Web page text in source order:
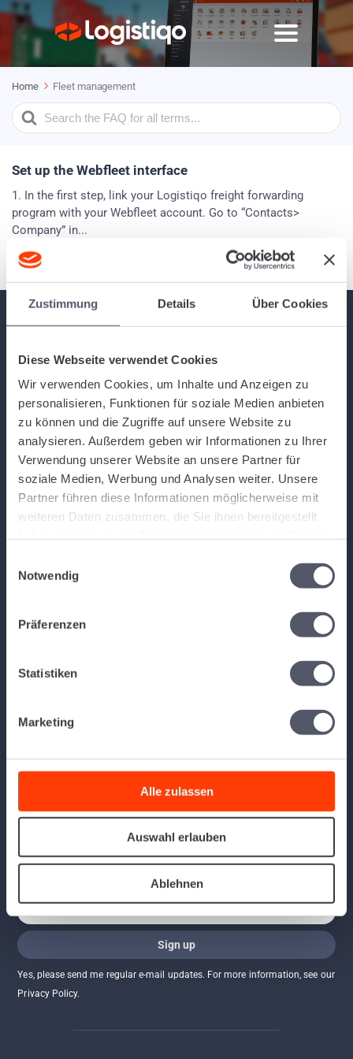
Zustimmung Details Über Cookies
Diese Webseite verwendet Cookies
Wir verwenden Cookies, um Inhalte und Anzeigen zu
personalisieren, Funktionen für soziale Medien anbieten
zu können und die Zugriffe auf unsere Website zu
analysieren. Außerdem geben wir Informationen zu Ihrer
Verwendung unserer Website an unsere Partner für
soziale Medien, Werbung und Analysen weiter. Unsere
Partner führen diese Informationen möglicherweise mit
weiteren Daten zusammen, die Sie ihnen bereitgestellt
Notwendig
Präferenzen
Statistiken
Marketing
Alle zulassen
Auswahl erlauben
Ablehnen
Home Fleet management
Search
For
Set up the Webfleet interface
1. In the first step, link your Logistiqo freight forwarding
program with your Webfleet account. Go to “Contacts>
Company” in...
About Logistiqo
Logistiqo is a comprehensive yet intuitive and modern web-based
logistics software and warehouse software for small, medium and large
freight forwarders and logistics companies. You can get started right
away and use the software.
Links
Program
API
FAQ
and stay up to date: Follow us on our social media channels.
Newsletter
Yes, please send me regular e-mail updates. For more information, see our
Privacy Policy.